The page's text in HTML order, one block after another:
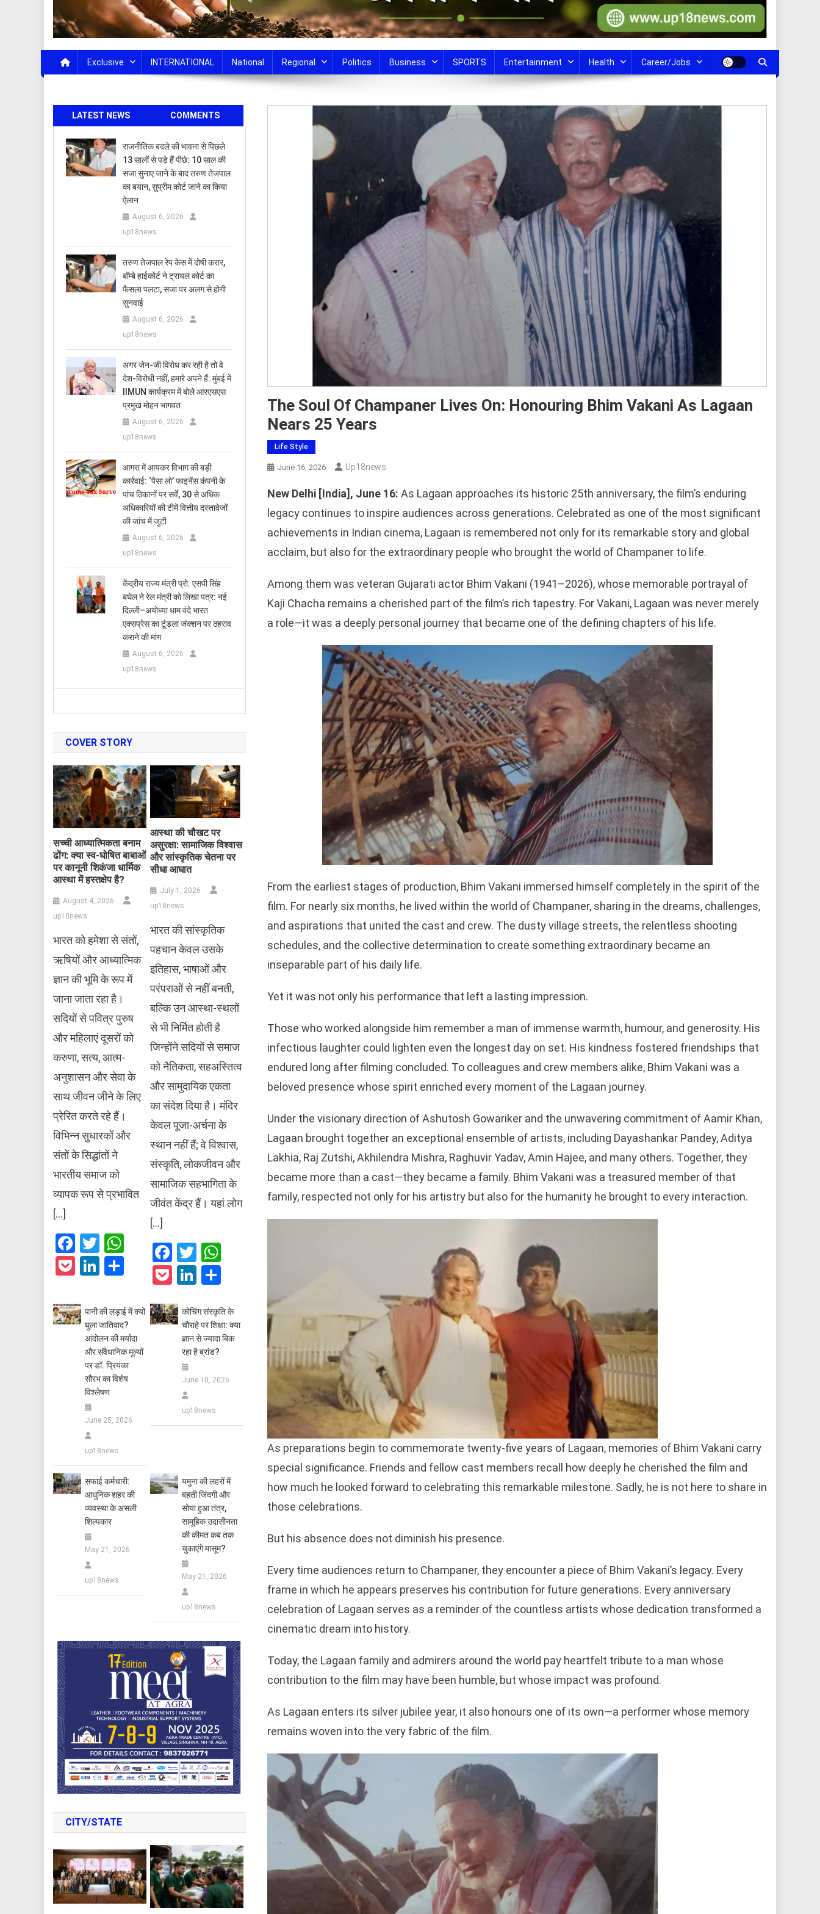
Exclusive INTERNATIONAL National Regional Politics Business SPORTS Entertainment Health Career/Jobs
The Soul Of Champaner Lives On: Honouring Bhim Vakani As Lagaan
Nears 25 Years
Life Style
June 16, 2026 Up18news
New Delhi [India], June 16: As Lagaan approaches its historic 25th anniversary, the film’s enduring
legacy continues to inspire audiences across generations. Celebrated as one of the most significant
achievements in Indian cinema, Lagaan is remembered not only for its remarkable story and global
acclaim, but also for the extraordinary people who brought the world of Champaner to life.
Among them was veteran Gujarati actor Bhim Vakani (1941–2026), whose memorable portrayal of
Kaji Chacha remains a cherished part of the film’s rich tapestry. For Vakani, Lagaan was never merely
a role—it was a deeply personal journey that became one of the defining chapters of his life.
From the earliest stages of production, Bhim Vakani immersed himself completely in the spirit of the
film. For nearly six months, he lived within the world of Champaner, sharing in the dreams, challenges,
and aspirations that united the cast and crew. The dusty village streets, the relentless shooting
schedules, and the collective determination to create something extraordinary became an
inseparable part of his daily life.
Yet it was not only his performance that left a lasting impression.
Those who worked alongside him remember a man of immense warmth, humour, and generosity. His
infectious laughter could lighten even the longest day on set. His kindness fostered friendships that
endured long after filming concluded. To colleagues and crew members alike, Bhim Vakani was a
beloved presence whose spirit enriched every moment of the Lagaan journey.
Under the visionary direction of Ashutosh Gowariker and the unwavering commitment of Aamir Khan,
Lagaan brought together an exceptional ensemble of artists, including Dayashankar Pandey, Aditya
Lakhia, Raj Zutshi, Akhilendra Mishra, Raghuvir Yadav, Amin Hajee, and many others. Together, they
became more than a cast—they became a family. Bhim Vakani was a treasured member of that
family, respected not only for his artistry but also for the humanity he brought to every interaction.
As preparations begin to commemorate twenty-five years of Lagaan, memories of Bhim Vakani carry
special significance. Friends and fellow cast members recall how deeply he cherished the film and
how much he looked forward to celebrating this remarkable milestone. Sadly, he is not here to share in
those celebrations.
But his absence does not diminish his presence.
Every time audiences return to Champaner, they encounter a piece of Bhim Vakani’s legacy. Every
frame in which he appears preserves his contribution for future generations. Every anniversary
celebration of Lagaan serves as a reminder of the countless artists whose dedication transformed a
cinematic dream into history.
Today, the Lagaan family and admirers around the world pay heartfelt tribute to a man whose
contribution to the film may have been humble, but whose impact was profound.
As Lagaan enters its silver jubilee year, it also honours one of its own—a performer whose memory
remains woven into the very fabric of the film.
LATEST NEWS COMMENTS
राजनीतिक बदले की भावना से पिछले
13 सालों से पड़े हैं पीछे: 10 साल की
सजा सुनाए जाने के बाद तरुण तेजपाल
का बयान, सुप्रीम कोर्ट जाने का किया
ऐलान
August 6, 2026
up18news
तरुण तेजपाल रेप केस में दोषी करार,
बॉम्बे हाईकोर्ट ने ट्रायल कोर्ट का
फैसला पलटा, सजा पर अलग से होगी
सुनवाई
August 6, 2026
up18news
अगर जेन-जी विरोध कर रही है तो वे
देश-विरोधी नहीं, हमारे अपने हैं: मुंबई में
IIMUN कार्यक्रम में बोले आरएसएस
प्रमुख मोहन भागवत
August 6, 2026
up18news
आगरा में आयकर विभाग की बड़ी
कार्रवाई: ‘पैसा लो’ फाइनेंस कंपनी के
पांच ठिकानों पर सर्वे, 30 से अधिक
अधिकारियों की टीमें वित्तीय दस्तावेजों
की जांच में जुटी
August 6, 2026
up18news
केंद्रीय राज्य मंत्री प्रो. एसपी सिंह
बघेल ने रेल मंत्री को लिखा पत्र: नई
दिल्ली–अयोध्या धाम वंदे भारत
एक्सप्रेस का टूंडला जंक्शन पर ठहराव
कराने की मांग
August 6, 2026
up18news
COVER STORY
सच्ची आध्यात्मिकता बनाम
ढोंग: क्या स्व-घोषित बाबाओं
पर कानूनी शिकंजा धार्मिक
आस्था में हस्तक्षेप है?
August 4, 2026
up18news
भारत को हमेशा से संतों,
ऋषियों और आध्यात्मिक
ज्ञान की भूमि के रूप में
जाना जाता रहा है।
सदियों से पवित्र पुरुष
और महिलाएं दूसरों को
करुणा, सत्य, आत्म-
अनुशासन और सेवा के
साथ जीवन जीने के लिए
प्रेरित करते रहे हैं।
विभिन्न सुधारकों और
संतों के सिद्धांतों ने
भारतीय समाज को
व्यापक रूप से प्रभावित
[…]
Facebook
TwitterWhatsApp
PocketLinkedIn
Share
आस्था की चौखट पर
असुरक्षा: सामाजिक विश्वास
और सांस्कृतिक चेतना पर
सीधा आघात
July 1, 2026
up18news
भारत की सांस्कृतिक
पहचान केवल उसके
इतिहास, भाषाओं और
परंपराओं से नहीं बनती,
बल्कि उन आस्था-स्थलों
से भी निर्मित होती है
जिन्होंने सदियों से समाज
को नैतिकता, सहअस्तित्व
और सामुदायिक एकता
का संदेश दिया है। मंदिर
केवल पूजा-अर्चना के
स्थान नहीं हैं; वे विश्वास,
संस्कृति, लोकजीवन और
सामाजिक सहभागिता के
जीवंत केंद्र हैं। यहां लोग
[…]
Facebook
TwitterWhatsApp
PocketLinkedIn
Share
पानी की लड़ाई में क्यों
घुला जातिवाद?
आंदोलन की मर्यादा
और संवैधानिक मूल्यों
पर डॉ. प्रियंका
सौरभ का विशेष
विश्लेषण
June 25, 2026
up18news
कोचिंग संस्कृति के
चौराहे पर शिक्षा: क्या
ज्ञान से ज्यादा बिक
रहा है ब्रांड?
June 10, 2026
up18news
सफाई कर्मचारी:
आधुनिक शहर की
व्यवस्था के असली
शिल्पकार
May 21, 2026
up18news
यमुना की लहरों में
बहती जिंदगी और
सोया हुआ तंत्र,
सामूहिक उदासीनता
की कीमत कब तक
चुकाएंगे मासूम?
May 21, 2026
up18news
CITY/STATE